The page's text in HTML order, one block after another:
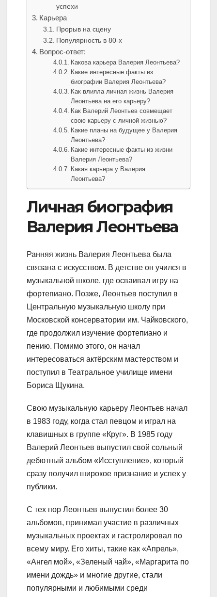
успехи
Карьера
Прорыв на сцену
Популярность в 80-х
Вопрос-ответ:
Какова карьера Валерия Леонтьева?
Какие интересные факты из
биографии Валерия Леонтьева?
Как влияла личная жизнь Валерия
Леонтьева на его карьеру?
Как Валерий Леонтьев совмещает
свою карьеру с личной жизнью?
Какие планы на будущее у Валерия
Леонтьева?
Какие интересные факты из жизни
Валерия Леонтьева?
Какая карьера у Валерия
Леонтьева?
Личная биография
Валерия Леонтьева
Ранняя жизнь Валерия Леонтьева была
связана с искусством. В детстве он учился в
музыкальной школе, где осваивал игру на
фортепиано. Позже, Леонтьев поступил в
Центральную музыкальную школу при
Московской консерватории им. Чайковского,
где продолжил изучение фортепиано и
пению. Помимо этого, он начал
интересоваться актёрским мастерством и
поступил в Театральное училище имени
Бориса Щукина.
Свою музыкальную карьеру Леонтьев начал
в 1983 году, когда стал певцом и играл на
клавишных в группе «Круг». В 1985 году
Валерий Леонтьев выпустил свой сольный
дебютный альбом «Исступление», который
сразу получил широкое признание и успех у
публики.
С тех пор Леонтьев выпустил более 30
альбомов, принимал участие в различных
музыкальных проектах и гастролировал по
всему миру. Его хиты, такие как «Апрель»,
«Ангел мой», «Зеленый чай», «Маргарита по
имени дождь» и многие другие, стали
популярными и любимыми среди